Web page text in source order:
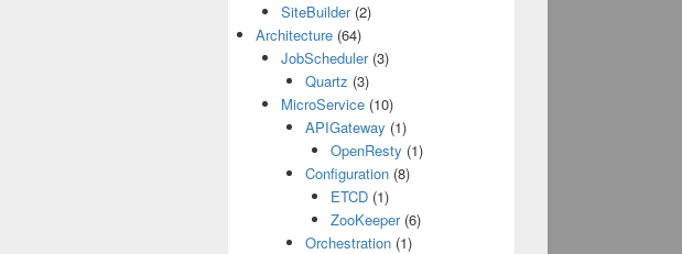
SiteBuilder(2)
Architecture (64)
JobScheduler(3)
Quartz (3)
MicroService(10)
APIGateway (1)
OpenResty (1)
Configuration (8)
ETCD(1)
ZooKeeper(6)
Orchestration (1)